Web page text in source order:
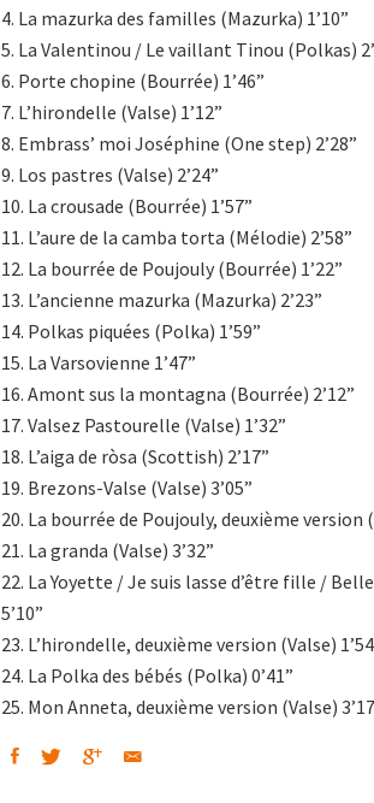
4. La mazurka des familles (Mazurka) 1’10”
5. La Valentinou / Le vaillant Tinou (Polkas)
6. Porte chopine (Bourrée) 1’46”
7. L’hirondelle (Valse) 1’12”
8. Embrass’ moi Joséphine (One step) 2’28”
9. Los pastres (Valse) 2’24”
10. La crousade (Bourrée) 1’57”
11. L’aure de la camba torta (Mélodie) 2’58”
12. La bourrée de Poujouly (Bourrée) 1’22”
13. L’ancienne mazurka (Mazurka) 2’23”
14. Polkas piquées (Polka) 1’59”
15. La Varsovienne 1’47”
16. Amont sus la montagna (Bourrée) 2’12”
17. Valsez Pastourelle (Valse) 1’32”
18. L’aiga de ròsa (Scottish) 2’17”
19. Brezons-Valse (Valse) 3’05”
20. La bourrée de Poujouly, deuxième version
21. La granda (Valse) 3’32”
22. La Yoyette / Je suis lasse d’être fille /
5’10”
23. L’hirondelle, deuxième version (Valse)
24. La Polka des bébés (Polka) 0’41”
25. Mon Anneta, deuxième version (Valse)